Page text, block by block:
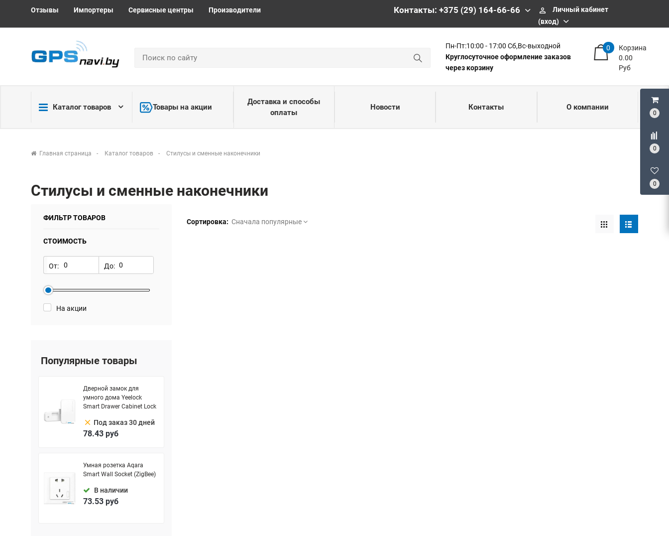
0
0
0
Отзывы Импортеры Сервисные центры Производители Контакты: +375 (29) 164-66-66 perm_identity
Личный кабинет
(вход)
Пн-Пт:10:00 - 17:00 Сб,Вс-выходной
Круглосуточное оформление заказов
через корзину
Корзина
0
0.00
Руб
Каталог товаров Товары на акции
Доставка и способы
оплаты
Новости Контакты О компании
Главная страница Каталог товаров Стилусы и сменные наконечники
Стилусы и сменные наконечники
ФИЛЬТР ТОВАРОВ
СТОИМОСТЬ
От: До:
На акции
Популярные товары
Дверной замок для
умного дома Yeelock
Smart Drawer Cabinet Lock
clear Под заказ 30 дней
78.43 руб
Умная розетка Aqara
Smart Wall Socket (ZigBee)
В наличии
73.53 руб
Сортировка: Сначала популярные